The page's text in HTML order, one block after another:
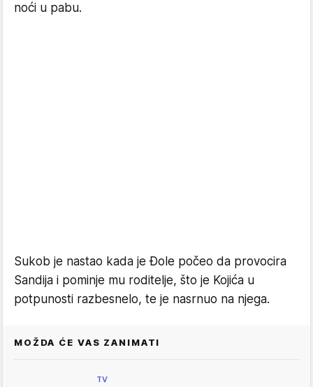
noći u pabu.
Sukob je nastao kada je Đole počeo da provocira
Sandija i pominje mu roditelje, što je Kojića u
potpunosti razbesnelo, te je nasrnuo na njega.
MOŽDA ĆE VAS ZANIMATI
TV